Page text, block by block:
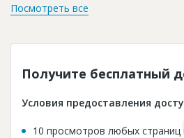
Посмотреть все
Получите бесплатный
Условия предоставления
10 просмотров любых страниц